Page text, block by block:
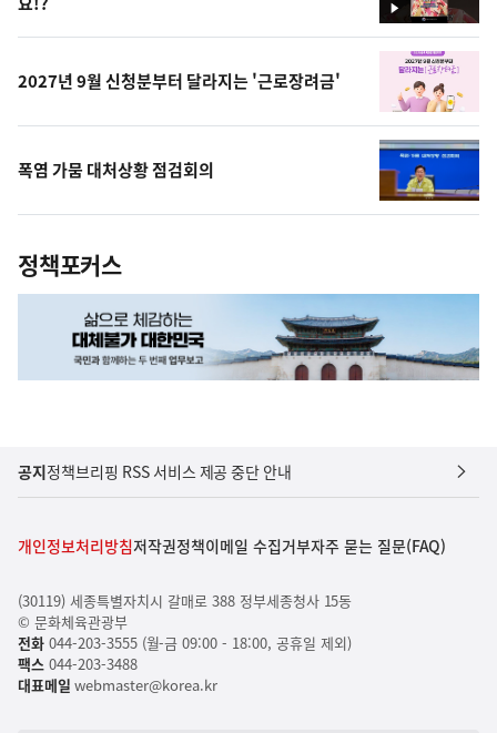
영
상
2027년 9월 신청분부터 달라지는 '근로장려금'
폭염 가뭄 대처상황 점검회의
정책포커스
공지정책브리핑 RSS 서비스 제공 중단 안내
개인정보처리방침저작권정책이메일 수집거부자주 묻는 질문(FAQ)
(30119) 세종특별자치시 갈매로 388 정부세종청사 15동
© 문화체육관광부
전화044-203-3555 (월-금 09:00 - 18:00, 공휴일 제외)
팩스044-203-3488
대표메일 webmaster@korea.kr